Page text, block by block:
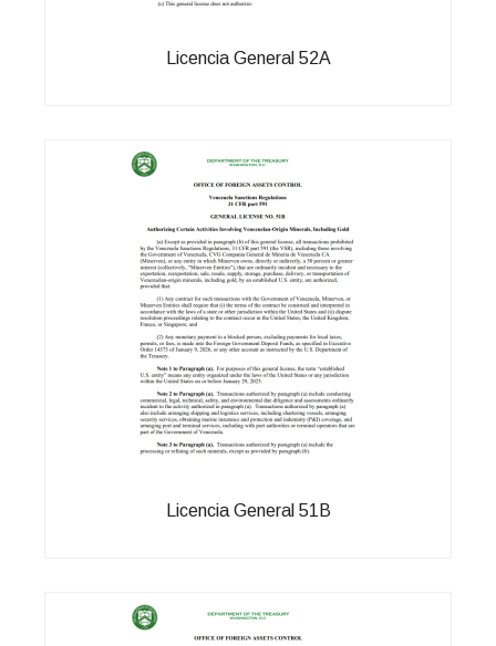
Licencia General 52A
Licencia General 51B